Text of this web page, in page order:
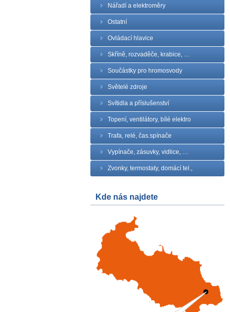
Nářadí a elektroměry
Ostatní
Ovládací hlavice
Skříně, rozvaděče, krabice, …
Součástky pro hromosvody
Světelé zdroje
Svítidla a příslušenství
Topení, ventilátory, bílé elektro
Trafa, relé, čas.spínače
Vypínače, zásuvky, vidlice, …
Zvonky, termostaty, domácí tel.,
Kde nás najdete